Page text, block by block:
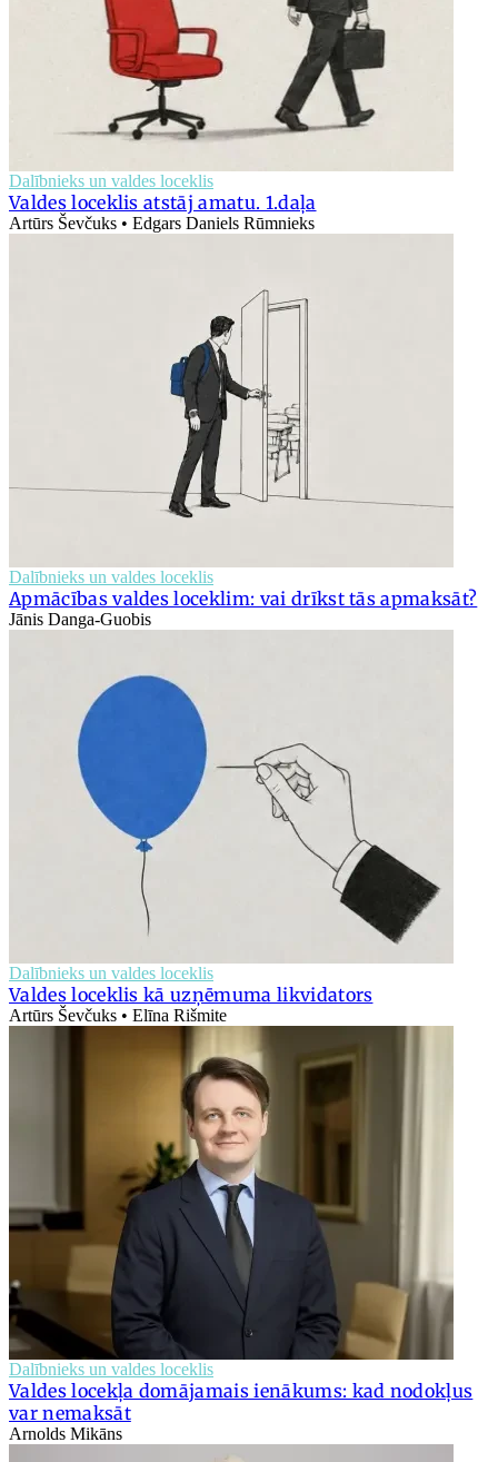
Dalībnieks un valdes loceklis
Valdes loceklis atstāj amatu. 1.daļa
Artūrs Ševčuks • Edgars Daniels Rūmnieks
Dalībnieks un valdes loceklis
Apmācības valdes loceklim: vai drīkst tās apmaksāt?
Jānis Danga-Guobis
Dalībnieks un valdes loceklis
Valdes loceklis kā uzņēmuma likvidators
Artūrs Ševčuks • Elīna Rišmite
Dalībnieks un valdes loceklis
Valdes locekļa domājamais ienākums: kad nodokļus
var nemaksāt
Arnolds Mikāns